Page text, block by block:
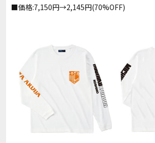
■価格:7,150円→2,145円(70%OFF)